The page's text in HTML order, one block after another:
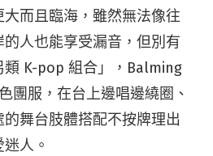
而且臨海，雖然無法像往
人也能享受漏音，但別有
類 K-pop 組合」，Balming
團服，在台上邊唱邊繞圈、
舞台肢體搭配不按牌理出
人。